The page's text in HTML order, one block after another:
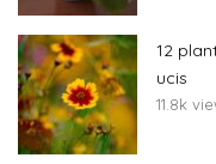
12
ucis
11.8k